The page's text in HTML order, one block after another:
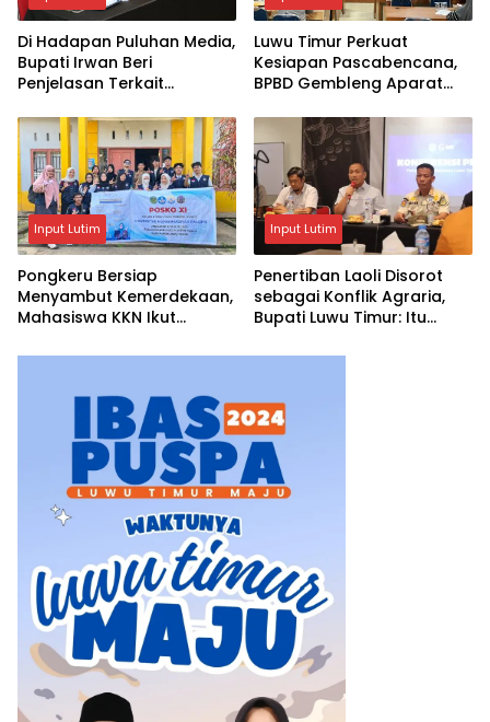
Di Hadapan Puluhan Media,
Bupati Irwan Beri
Penjelasan Terkait
Luwu Timur Perkuat
Kesiapan Pascabencana,
BPBD Gembleng Aparat
Input Lutim
Pongkeru Bersiap
Menyambut Kemerdekaan,
Mahasiswa KKN Ikut
17 Agustus
Input Lutim
Penertiban Laoli Disorot
sebagai Konflik Agraria,
Bupati Luwu Timur: Itu